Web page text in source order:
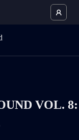
VOL. 8: